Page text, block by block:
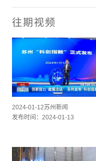
往期视频
2024-01-12苏州新闻
发布时间：2024-01-13